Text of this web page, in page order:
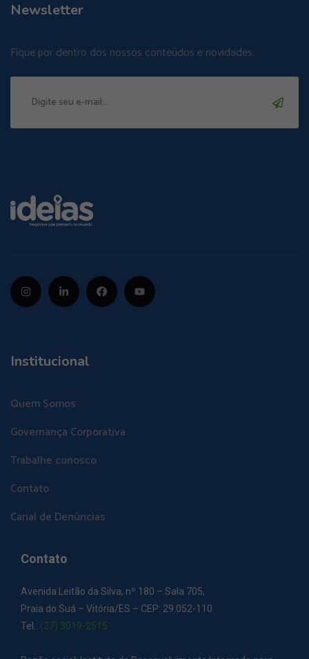
Newsletter
Fique por dentro dos nossos conteúdos e novidades.
Institucional
Quem Somos
Governança Corporativa
Trabalhe conosco
Contato
Canal de Denúncias
Contato
Avenida Leitão da Silva, nº 180 – Sala 705,
Praia do Suá – Vitória/ES – CEP: 29.052-110
Tel.: (27) 3019-2515